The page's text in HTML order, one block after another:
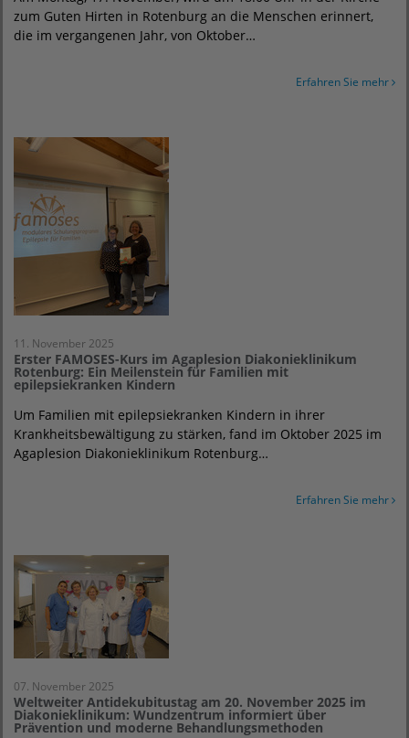
zum Guten Hirten in Rotenburg an die Menschen erinnert,
die im vergangenen Jahr, von Oktober…
Erfahren Sie mehr
11. November 2025
Erster FAMOSES-Kurs im Agaplesion Diakonieklinikum
Rotenburg: Ein Meilenstein für Familien mit
epilepsiekranken Kindern
Um Familien mit epilepsiekranken Kindern in ihrer
Krankheitsbewältigung zu stärken, fand im Oktober 2025 im
Agaplesion Diakonieklinikum Rotenburg…
Erfahren Sie mehr
07. November 2025
Weltweiter Antidekubitustag am 20. November 2025 im
Diakonieklinikum: Wundzentrum informiert über
Prävention und moderne Behandlungsmethoden